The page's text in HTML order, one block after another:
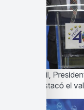
Alfonso Gil,
FEMP, destacó el